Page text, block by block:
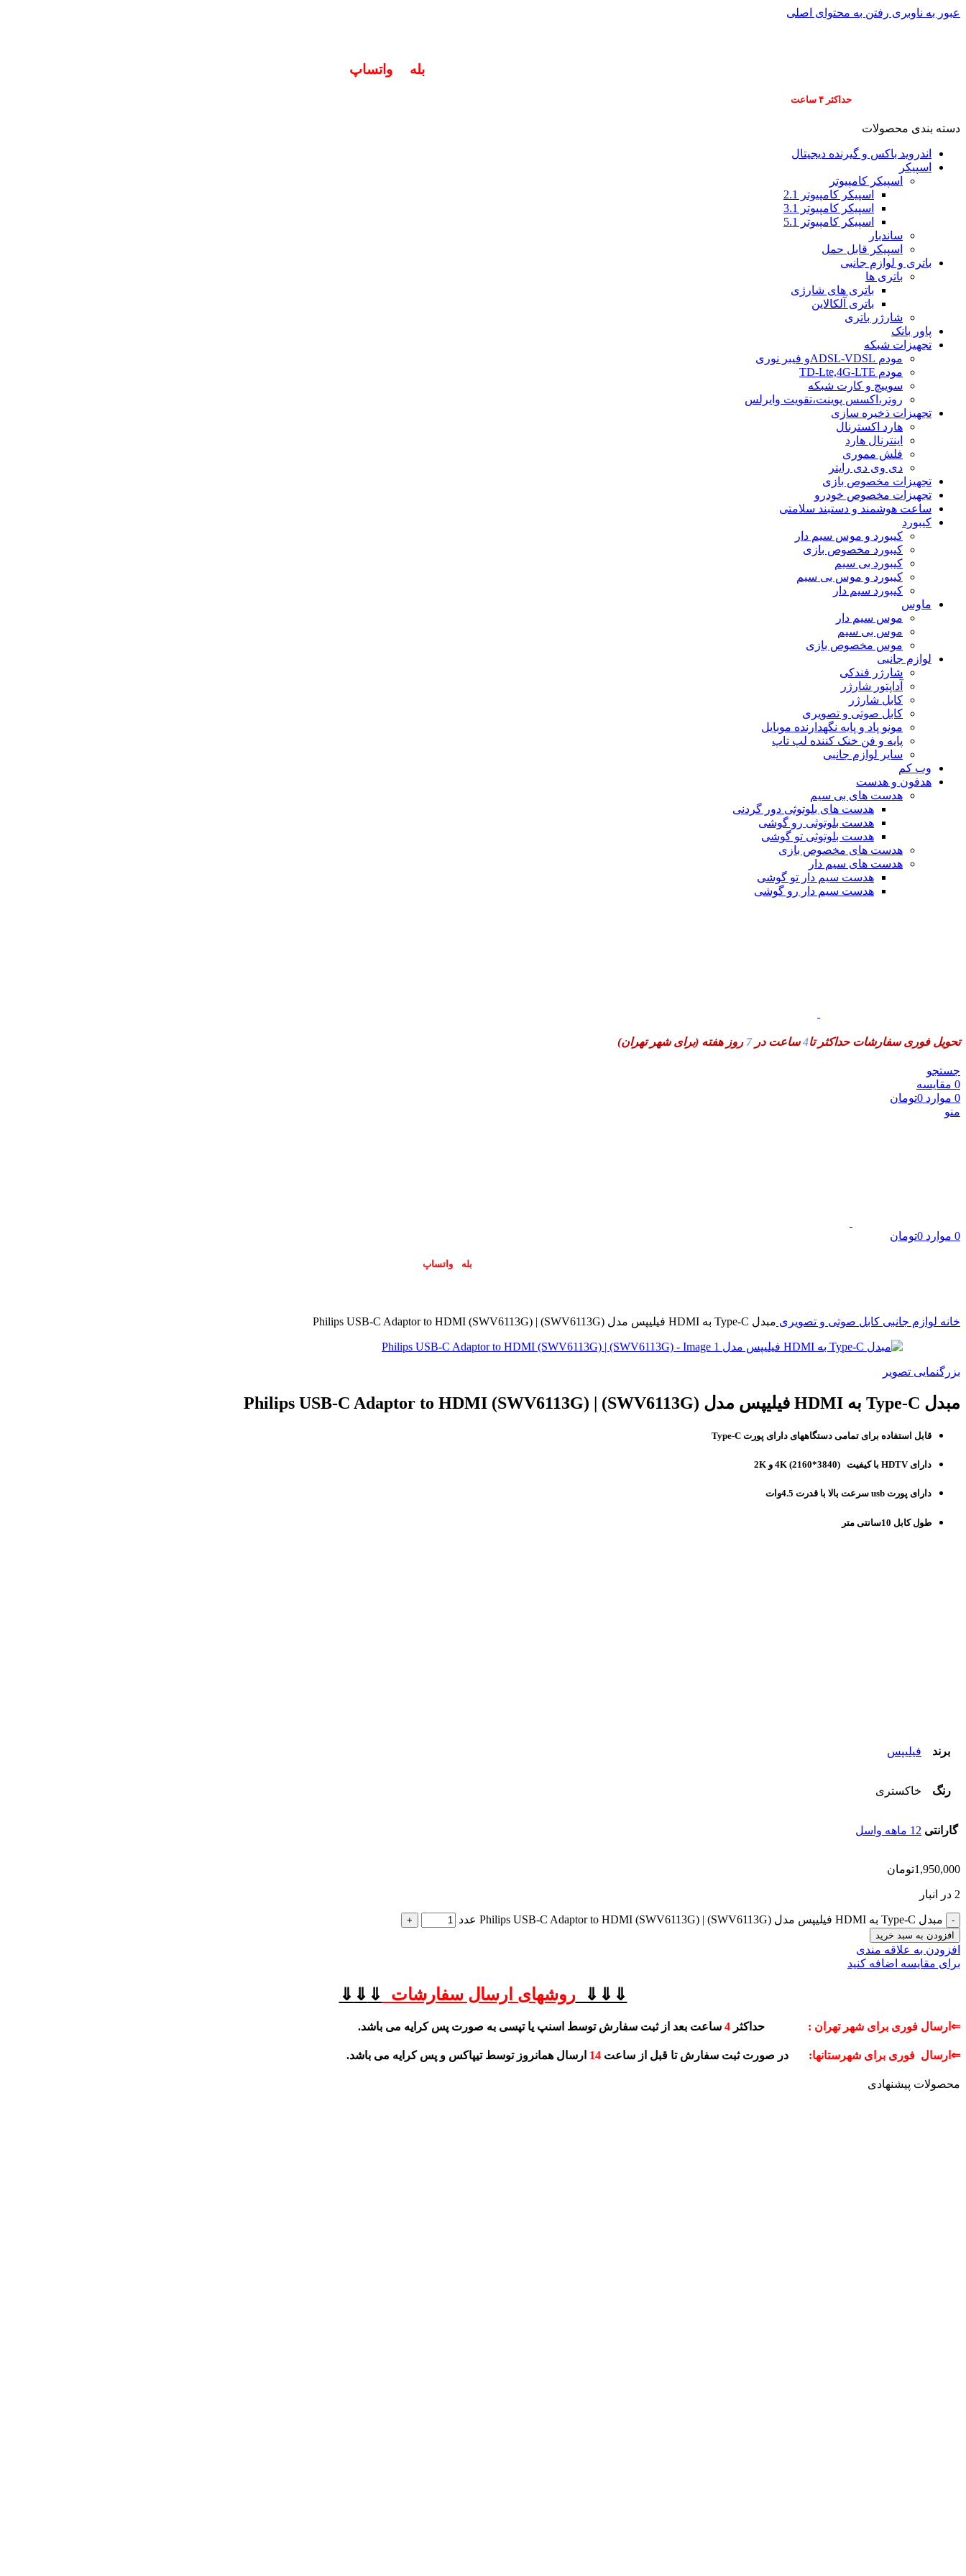
عبور به ناوبری رفتن به محتوای اصلی
بله واتساپ
حداکثر ۴ ساعت
دسته بندی محصولات
اندروید باکس و گیرنده دیجیتال
اسپیکر
اسپیکر کامپیوتر
اسپیکر کامپیوتر 2.1
اسپیکر کامپیوتر 3.1
اسپیکر کامپیوتر 5.1
ساندبار
اسپیکر قابل حمل
باتری و لوازم جانبی
باتری ها
باتری های شارژی
باتری آلکالاین
شارژر باتری
پاور بانک
تجهیزات شبکه
مودم ADSL-VDSLو فیبر نوری
مودم TD-Lte,4G-LTE
سوییچ و کارت شبکه
روتر،اکسس پوینت،تقویت وایرلس
تجهیزات ذخیره سازی
هارد اکسترنال
اینترنال هارد
فلش مموری
دی وی دی رایتر
تجهیزات مخصوص بازی
تجهیزات مخصوص خودرو
ساعت هوشمند و دستبند سلامتی
کیبورد
کیبورد و موس سیم دار
کیبورد مخصوص بازی
کیبورد بی سیم
کیبورد و موس بی سیم
کیبورد سیم دار
ماوس
موس سیم دار
موس بی سیم
موس مخصوص بازی
لوازم جانبی
شارژر فندکی
آداپتور شارژر
کابل شارژر
کابل صوتی و تصویری
مونو پاد و پایه نگهدارنده موبایل
پایه و فن خنک کننده لپ تاپ
سایر لوازم جانبی
وب کم
هدفون و هدست
هدست های بی سیم
هدست های بلوتوثی دور گردنی
هدست بلوتوثی رو گوشی
هدست بلوتوثی تو گوشی
هدست های مخصوص بازی
هدست های سیم دار
هدست سیم دار تو گوشی
هدست سیم دار رو گوشی
تحویل فوری سفارشات حداکثر تا4ساعت در7 روز هفته (برای شهر تهران)
جستجو
0 مقایسه
0 موارد 0تومان
منو
0 موارد 0تومان
بله واتساپ
خانه لوازم جانبی کابل صوتی و تصویری مبدل Type-C به HDMI فیلیپس مدل Philips USB-C Adaptor to HDMI (SWV6113G) | (SWV6113G)
بزرگنمایی تصویر
مبدل Type-C به HDMI فیلیپس مدل Philips USB-C Adaptor to HDMI (SWV6113G) | (SWV6113G)
قابل استفاده برای تمامی دستگاههای دارای پورت Type-C
دارای HDTV با کیفیت (3840*2160) 4K و 2K
دارای پورت usb سرعت بالا با قدرت 4.5وات
طول کابل 10سانتی متر
برند فیلیپس
رنگ خاکستری
گارانتی 12 ماهه واسل
1,950,000تومان
2 در انبار
مبدل Type-C به HDMI فیلیپس مدل Philips USB-C Adaptor to HDMI (SWV6113G) | (SWV6113G) عدد
افزودن به سبد خرید
افزودن به علاقه مندی
برای مقایسه اضافه کنید
⇓⇓⇓روشهای ارسال سفارشات ⇓
⇓
⇓
⇐ارسال فوری برای شهر تهران : حداکثر 4 ساعت بعد از ثبت سفارش توسط اسنپ یا تپسی به صورت پس کرایه می باشد.
⇐ارسال فوری برای شهرستانها: در صورت ثبت سفارش تا قبل از ساعت 14 ارسال همانروز توسط تیپاکس و پس کرایه می باشد.
محصولات پیشنهادی